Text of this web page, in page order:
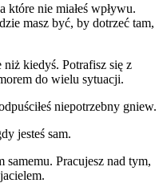
które nie miałeś wpływu.
masz być, by dotrzeć tam,
kiedyś. Potrafisz się z
do wielu sytuacji.
niepotrzebny gniew.
jesteś sam.
samemu. Pracujesz nad tym,